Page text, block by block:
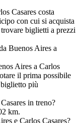
Casares costa
con cui si acquista
biglietti a prezzi
Buenos Aires a
Aires a Carlos
il prima possibile
più
in treno?
km.
e Carlos Casares?